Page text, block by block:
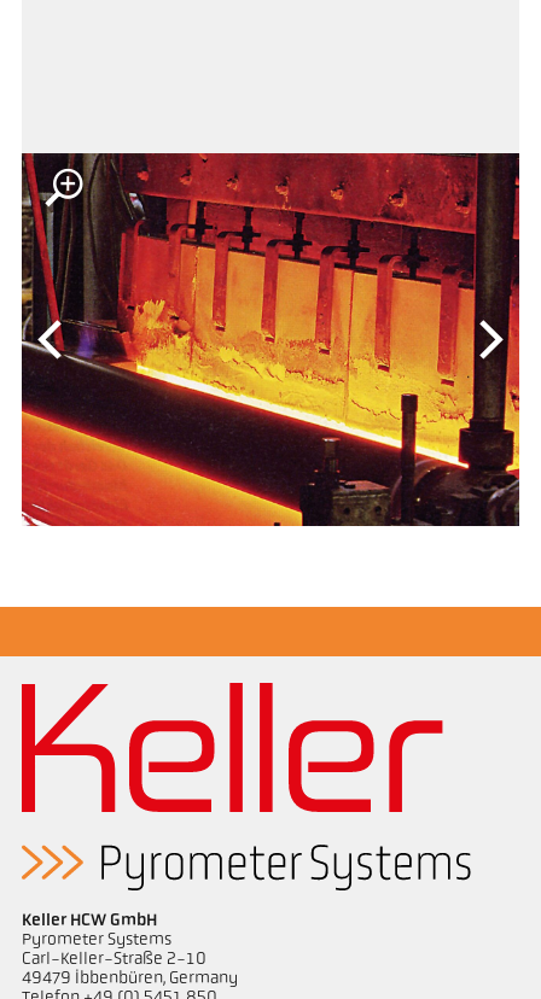
Keller HCW GmbH
Pyrometer Systems
Carl-Keller-Straße 2-10
49479 Ibbenbüren, Germany